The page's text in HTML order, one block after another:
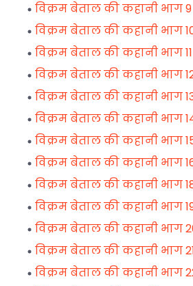
विक्रम बेताल की कहानी भाग 9
विक्रम बेताल की कहानी भाग
विक्रम बेताल की कहानी भाग 11
विक्रम बेताल की कहानी भाग
विक्रम बेताल की कहानी भाग
विक्रम बेताल की कहानी भाग
विक्रम बेताल की कहानी भाग
विक्रम बेताल की कहानी भाग
विक्रम बेताल की कहानी भाग
विक्रम बेताल की कहानी भाग
विक्रम बेताल की कहानी भाग
विक्रम बेताल की कहानी भाग
विक्रम बेताल की कहानी भाग